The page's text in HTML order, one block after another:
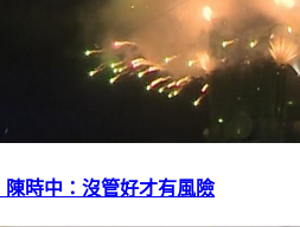
時中：沒管好才有風險